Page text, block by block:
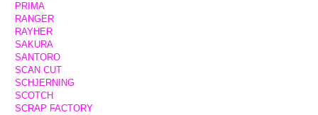
PRIMA
RANGER
RAYHER
SAKURA
SANTORO
SCAN CUT
SCHJERNING
SCOTCH
SCRAP FACTORY